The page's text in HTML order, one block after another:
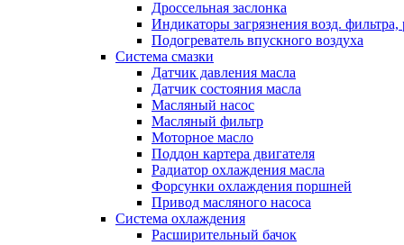
Дроссельная заслонка
Индикаторы загрязнения возд. фильтра,
Подогреватель впускного воздуха
Система смазки
Датчик давления масла
Датчик состояния масла
Масляный насос
Масляный фильтр
Моторное масло
Поддон картера двигателя
Радиатор охлаждения масла
Форсунки охлаждения поршней
Привод масляного насоса
Система охлаждения
Расширительный бачок